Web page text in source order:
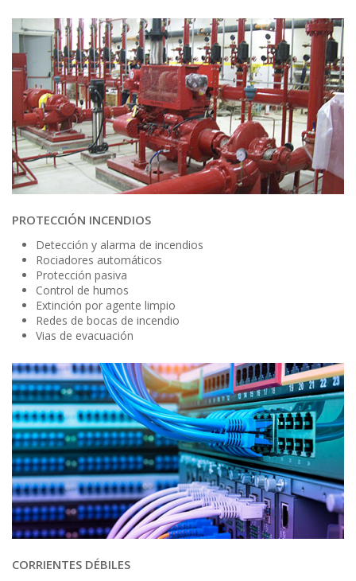
PROTECCIÓN INCENDIOS
Detección y alarma de incendios
Rociadores automáticos
Protección pasiva
Control de humos
Extinción por agente limpio
Redes de bocas de incendio
Vias de evacuación
CORRIENTES DÉBILES